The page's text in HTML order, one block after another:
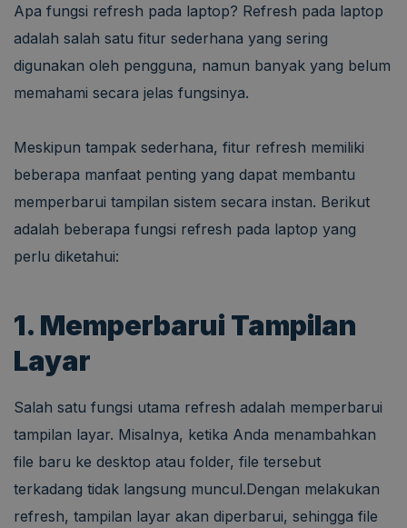
Apa fungsi refresh pada laptop? Refresh pada laptop
adalah salah satu fitur sederhana yang sering
digunakan oleh pengguna, namun banyak yang belum
memahami secara jelas fungsinya.
Meskipun tampak sederhana, fitur refresh memiliki
beberapa manfaat penting yang dapat membantu
memperbarui tampilan sistem secara instan. Berikut
adalah beberapa fungsi refresh pada laptop yang
perlu diketahui:
1. Memperbarui Tampilan
Layar
Salah satu fungsi utama refresh adalah memperbarui
tampilan layar. Misalnya, ketika Anda menambahkan
file baru ke desktop atau folder, file tersebut
terkadang tidak langsung muncul.Dengan melakukan
refresh, tampilan layar akan diperbarui, sehingga file